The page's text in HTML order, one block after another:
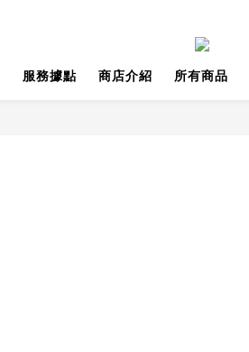
服務據點 商店介紹 所有商品